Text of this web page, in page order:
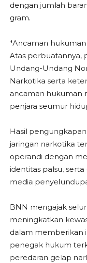
dengan jumlah
gram.
*Ancaman
Atas perbuatannya,
Undang-Undang
Narkotika serta
ancaman hukuman
penjara seumur
Hasil
jaringan narkotika
operandi dengan
identitas palsu,
media
BNN mengajak
meningkatkan
dalam memberikan
penegak hukum
peredaran gelap